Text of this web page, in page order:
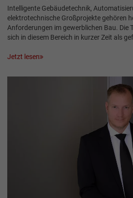
Intelligente Gebäudetechnik,
elektrotechnische Großprojekte gehören
Anforderungen im gewerblichen Bau. Die
sich in diesem Bereich in kurzer Zeit als
Jetzt lesen